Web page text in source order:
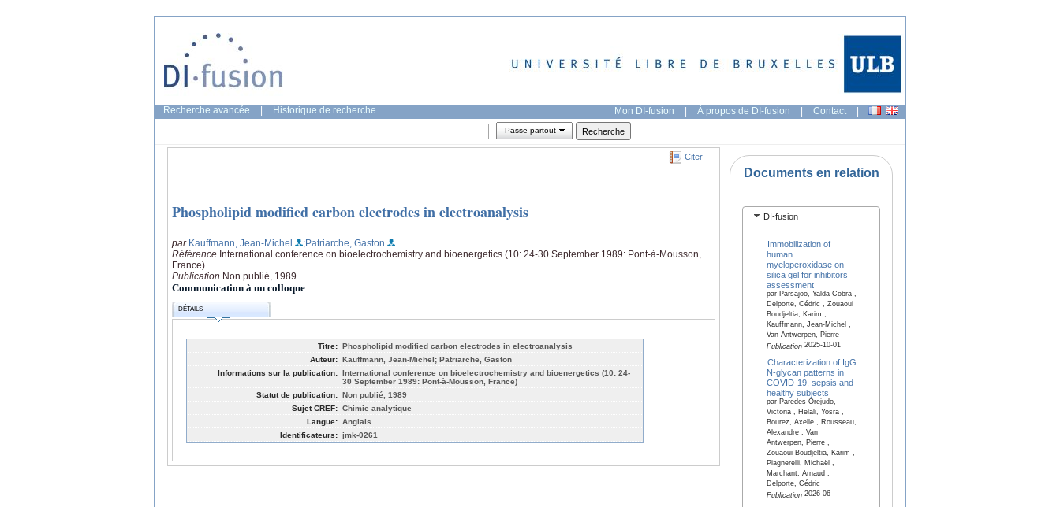
Recherche avancée Historique de recherche Mon DI-fusion | À propos de DI-fusion | Contact |
Passe-partout
Citer
Phospholipid modified carbon electrodes in electroanalysis
par Kauffmann, Jean-Michel
;Patriarche, Gaston
Référence International conference on bioelectrochemistry and bioenergetics (10: 24-30 September 1989: Pont-à-Mousson,
France)
Publication Non publié, 1989
Communication à un colloque
DÉTAILS
Titre: Phospholipid modified carbon electrodes in electroanalysis
Auteur: Kauffmann, Jean-Michel; Patriarche, Gaston
Informations sur la publication: International conference on bioelectrochemistry and bioenergetics (10: 24-
30 September 1989: Pont-à-Mousson, France)
Statut de publication: Non publié, 1989
Sujet CREF: Chimie analytique
Langue: Anglais
Identificateurs: jmk-0261
Documents en relation
DI-fusion
Immobilization of
human
myeloperoxidase on
silica gel for inhibitors
assessment
par Parsajoo, Yalda Cobra ,
Delporte, Cédric , Zouaoui
Boudjeltia, Karim ,
Kauffmann, Jean-Michel ,
Van Antwerpen, Pierre
Publication2025-10-01
Characterization of IgG
N-glycan patterns in
COVID-19, sepsis and
healthy subjects
par Paredes-Orejudo,
Victoria , Helali, Yosra ,
Bourez, Axelle , Rousseau,
Alexandre , Van
Antwerpen, Pierre ,
Zouaoui Boudjeltia, Karim ,
Piagnerelli, Michaël ,
Marchant, Arnaud ,
Delporte, Cédric
Publication2026-06